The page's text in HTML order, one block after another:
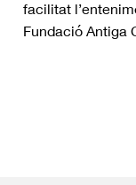
facilitat
Fundació Antiga